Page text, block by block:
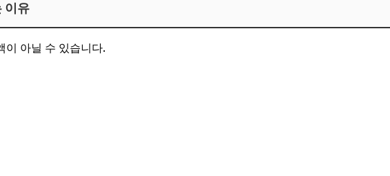
이유
이 아닐 수 있습니다.